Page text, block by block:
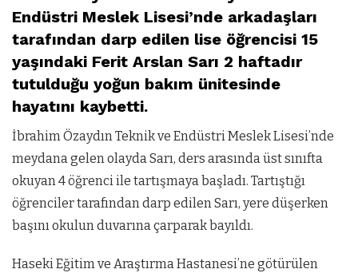
Endüstri Meslek Lisesi’nde arkadaşları
tarafından darp edilen lise öğrencisi 15
yaşındaki Ferit Arslan Sarı 2 haftadır
tutulduğu yoğun bakım ünitesinde
hayatını kaybetti.
İbrahim Özaydın Teknik ve Endüstri Meslek Lisesi’nde
meydana gelen olayda Sarı, ders arasında üst sınıfta
okuyan 4 öğrenci ile tartışmaya başladı. Tartıştığı
öğrenciler tarafından darp edilen Sarı, yere düşerken
başını okulun duvarına çarparak bayıldı.
Haseki Eğitim ve Araştırma Hastanesi’ne götürülen